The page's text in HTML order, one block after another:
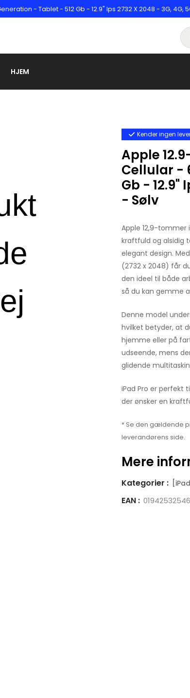
- Tablet - 512 Gb - 12.9" Ips 2732 X 2048 - 3G, 4G,
HJEM
Kender ingen
Apple
Cellular -
Gb - 12.9"
- Sølv
Apple 12,9-tommer
kraftfuld og alsidig
elegant design.
(2732 x 2048) får
den ideel til både
så du kan gemme
Denne model
hvilket betyder, at
hjemme eller på
udseende, mens
glidende
iPad Pro er perfekt
der ønsker en
* Se den gældende
leverandørens side.
Mere
Kategorier : [iPad]
EAN :